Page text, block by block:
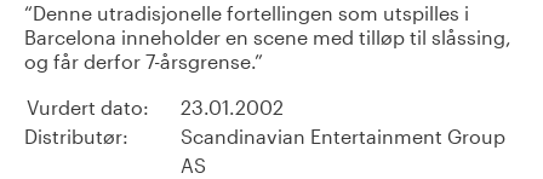
Denne utradisjonelle fortellingen som utspilles i
Barcelona inneholder en scene med tilløp til slåssing,
og får derfor 7-årsgrense.
Vurdert dato:
23.01.2002
Distributør:
Scandinavian Entertainment Group
AS